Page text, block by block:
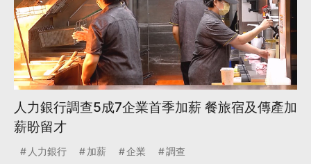
人力銀行調查5成7企業首季加薪 餐旅宿及傳產加
薪盼留才
人力銀行 加薪 企業 調查